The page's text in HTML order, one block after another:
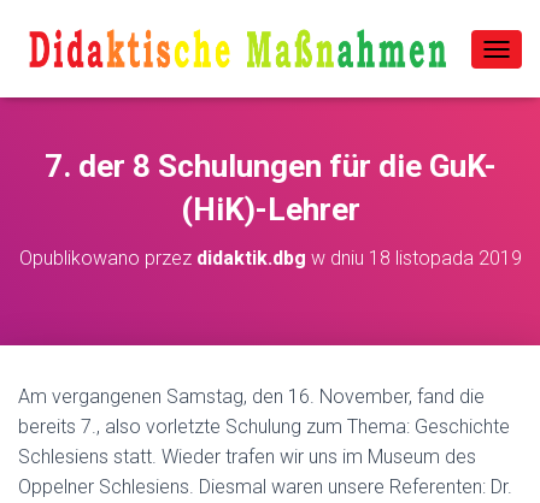
P
N
Ę
7. der 8 Schulungen für die GuK-
(HiK)-Lehrer
Opublikowano przez didaktik.dbg w dniu 18 listopada 2019
Am vergangenen Samstag, den 16. November, fand die
bereits 7., also vorletzte Schulung zum Thema: Geschichte
Schlesiens statt. Wieder trafen wir uns im Museum des
Oppelner Schlesiens. Diesmal waren unsere Referenten: Dr.